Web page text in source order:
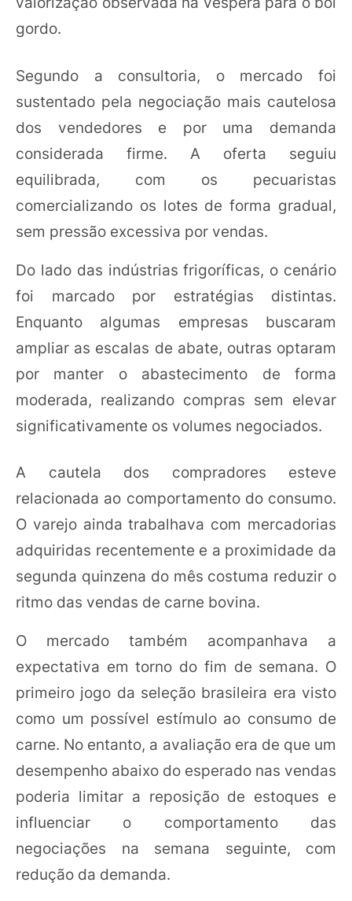
gordo.
Segundo a consultoria, o mercado foi
sustentado pela negociação mais cautelosa
dos vendedores e por uma demanda
considerada firme. A oferta seguiu
equilibrada, com os pecuaristas
comercializando os lotes de forma gradual,
sem pressão excessiva por vendas.
Do lado das indústrias frigoríficas, o cenário
foi marcado por estratégias distintas.
Enquanto algumas empresas buscaram
ampliar as escalas de abate, outras optaram
por manter o abastecimento de forma
moderada, realizando compras sem elevar
significativamente os volumes negociados.
A cautela dos compradores esteve
relacionada ao comportamento do consumo.
O varejo ainda trabalhava com mercadorias
adquiridas recentemente e a proximidade da
segunda quinzena do mês costuma reduzir o
ritmo das vendas de carne bovina.
O mercado também acompanhava a
expectativa em torno do fim de semana. O
primeiro jogo da seleção brasileira era visto
como um possível estímulo ao consumo de
carne. No entanto, a avaliação era de que um
desempenho abaixo do esperado nas vendas
poderia limitar a reposição de estoques e
influenciar o comportamento das
negociações na semana seguinte, com
redução da demanda.